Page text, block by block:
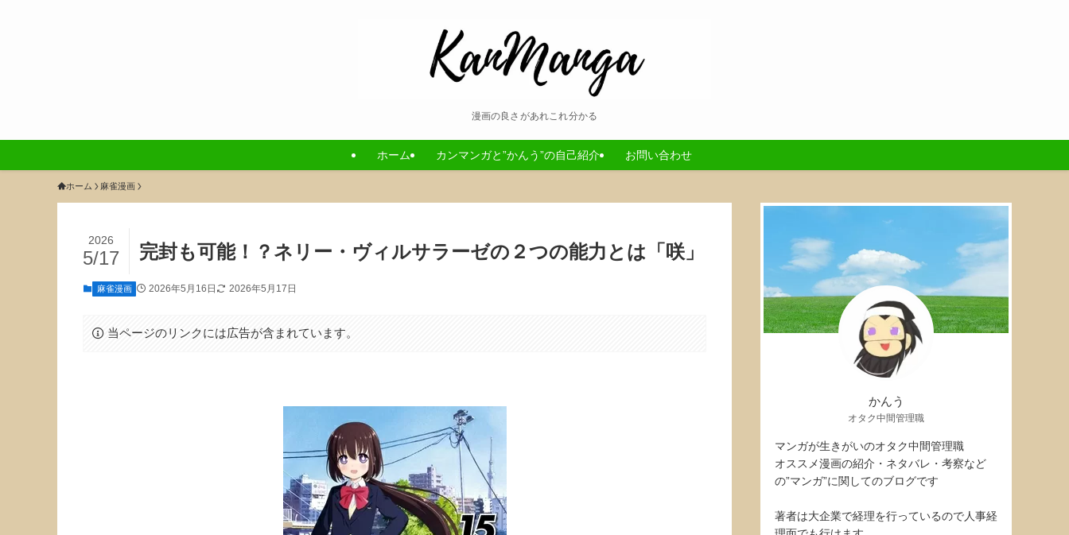
漫画の良さがあれこれ分かる
ホーム カンマンガと”かんう”の自己紹介 お問い合わせ
ホーム 麻雀漫画
完封も可能！？ネリー・ヴィルサラーゼの２つの能力とは「咲」
2026
5/17
麻雀漫画 2026年5月16日 2026年5月17日
当ページのリンクには広告が含まれています。
かんう
オタク中間管理職
マンガが生きがいのオタク中間管理職
オススメ漫画の紹介・ネタバレ・考察など
の”マンガ”に関してのブログです
著者は大企業で経理を行っているので人事経